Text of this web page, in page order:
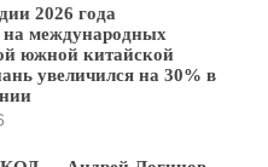
2026 года
на международных
южной китайской
увеличился на 30% в